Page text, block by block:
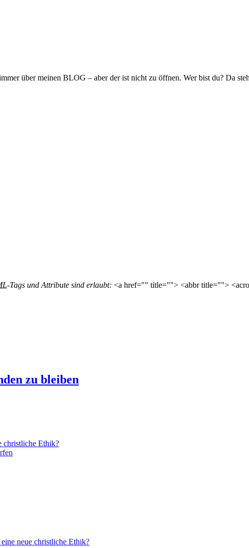
über meinen BLOG – aber der ist nicht zu öffnen. Wer bist du? Da
-Tags und Attribute sind erlaubt: <a href="" title=""> <abbr title="">
zu bleiben
christliche Ethik?
neue christliche Ethik?